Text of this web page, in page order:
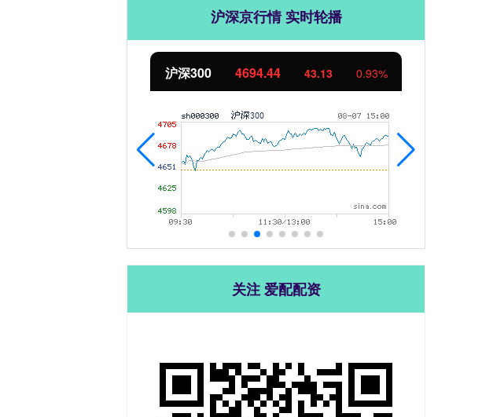
沪深京行情 实时轮播
北证50 1134.24 11.37 1.01%
关注 爱配配资